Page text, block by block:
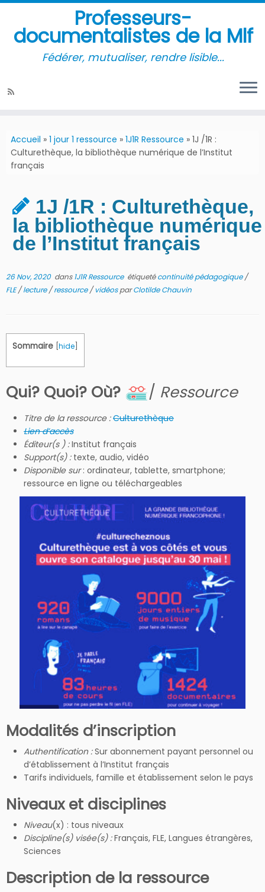
Professeurs-
documentalistes de la Mlf
Fédérer, mutualiser, rendre lisible...
Accueil » 1 jour 1 ressource » 1J1R Ressource » 1J /1R :
Culturethèque, la bibliothèque numérique de l’Institut
français
1J /1R : Culturethèque,
la bibliothèque numérique
de l’Institut français
26 Nov, 2020dans1J1R Ressource étiquetécontinuité pédagogique/
FLE/lecture/ressource/vidéosparClotilde Chauvin
Sommaire hide
Qui? Quoi? Où? / Ressource
Titre de la ressource :Culturethèque
Lien d’accès
Éditeur(s ) :Institut français
Support(s) : texte, audio, vidéo
Disponible sur: ordinateur, tablette, smartphone;
ressource en ligne ou téléchargeables
Modalités d’inscription
Authentification :Sur abonnement payant personnel ou
d’établissement à l’Institut français
Tarifs individuels, famille et établissement selon le pays
Niveaux et disciplines
Niveau(x) : tous niveaux
Discipline(s) visée(s) :Français, FLE, Langues étrangères,
Sciences
Description de la ressource